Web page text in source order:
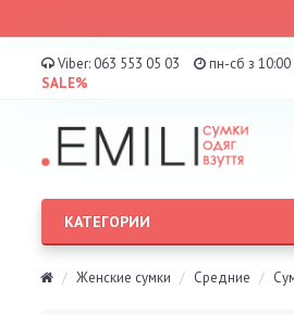
Viber: 063 553 05 03 пн-сб з
SALE%
КАТЕГОРИИ
Женские сумки Средние